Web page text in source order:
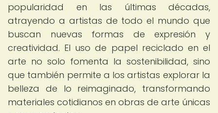
popularidad en las últimas décadas,
atrayendo a artistas de todo el mundo que
buscan nuevas formas de expresión y
creatividad. El uso de papel reciclado en el
arte no solo fomenta la sostenibilidad, sino
que también permite a los artistas explorar la
belleza de lo reimaginado, transformando
materiales cotidianos en obras de arte únicas